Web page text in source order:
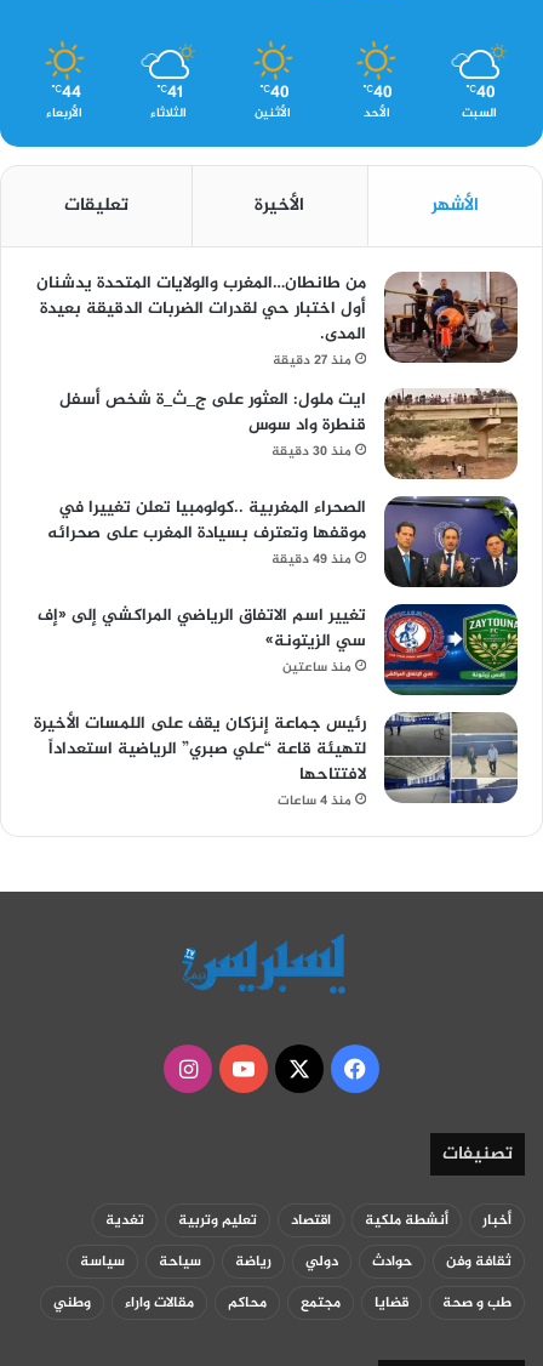
40
℃
السبت
40
℃
الأحد
40
℃
الأثنين
41
℃
الثلاثاء
44
℃
الأربعاء
الأشهر الأخيرة تعليقات
من طانطان…المغرب والولايات المتحدة يدشنان
أول اختبار حي لقدرات الضربات الدقيقة بعيدة
المدى.
منذ 27 دقيقة
ايت ملول: العثور على ج_ث_ة شخص أسفل
قنطرة واد سوس
منذ 30 دقيقة
الصحراء المغربية ..كولومبيا تعلن تغييرا في
موقفها وتعترف بسيادة المغرب على صحرائه
منذ 49 دقيقة
تغيير اسم الاتفاق الرياضي المراكشي إلى «إف
سي الزيتونة»
منذ ساعتين
رئيس جماعة إنزكان يقف على اللمسات الأخيرة
لتهيئة قاعة “علي صبري” الرياضية استعداداً
لافتتاحها
منذ 4 ساعات
فيسبوك
‫X
‫YouTubeانستقرام
تصنيفات
أخبار أنشطة ملكية اقتصاد تعليم وتربية
تغدية
ثقافة وفن
حوادث دولي رياضة سياحة
سياسة
طب و صحة
قضايا مجتمع محاكم مقالات واراء وطني